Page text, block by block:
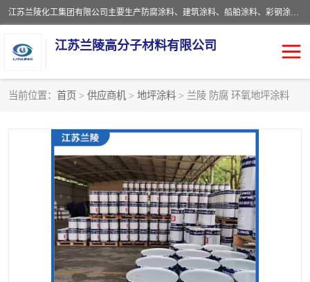
江苏兰陵化工集团有限公司主要生产防腐涂料、建筑涂料、船舶涂料、彩钢涂料、粉末涂料五大类产品，具备10 万吨年生产能力，可以提供优质精良的涂装施工服务，产品广销全国各地，大量出口亚非欧及拉美等国家。
江苏兰陵高分子材料有限公司
当前位置： 首页 > 供应商机 > 地坪涂料 > 兰陵 防腐 环氧地坪涂料
地坪涂料 内外墙涂料
风电专用涂料
彩钢涂料 粉末涂料
聚脲涂料 流体机械专用涂料